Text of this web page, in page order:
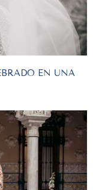
EN UNA